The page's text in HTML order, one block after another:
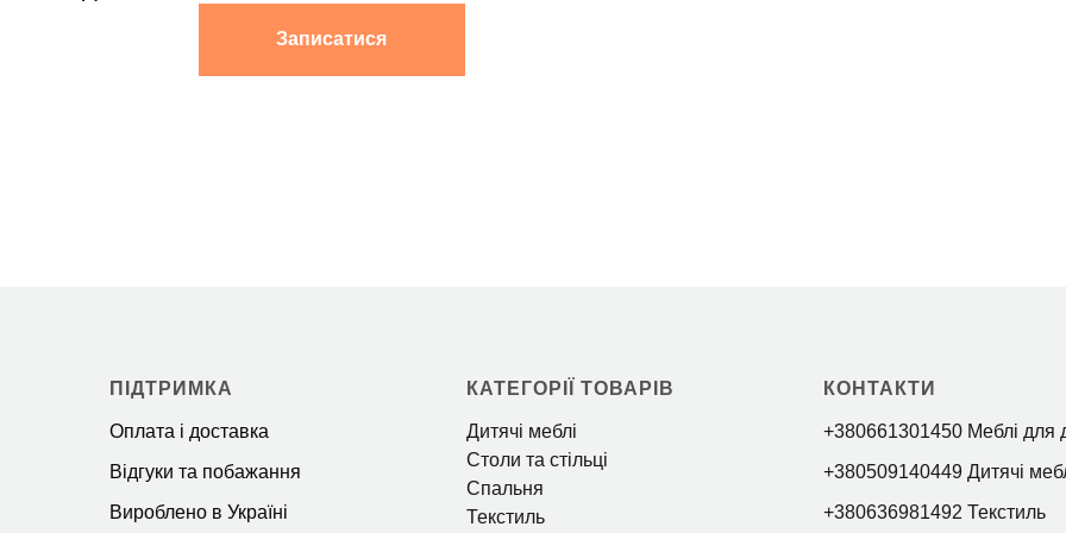
ПІДТРИМКА
Оплата і доставка
Відгуки та побажання
Вироблено в Україні
КАТЕГОРІЇ ТОВАРІВ
Дитячі меблі
Столи та стільці
Спальня
Текстиль
КОНТАКТИ
+380661301450 Меблі для
+380509140449 Дитячі
+380636981492 Текстиль